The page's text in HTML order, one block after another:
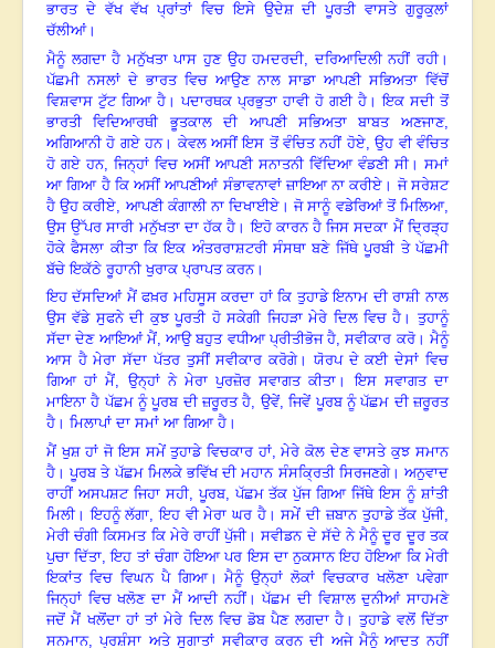
ਭਾਰਤ ਦੇ ਵੱਖ ਵੱਖ ਪ੍ਰਾਂਤਾਂ ਵਿਚ ਇਸੇ ਉਦੇਸ਼ ਦੀ ਪੂਰਤੀ ਵਾਸਤੇ ਗੁਰੂਕੁਲਾਂ
ਚੱਲੀਆਂ।
ਮੈਨੂੰ ਲਗਦਾ ਹੈ ਮਨੁੱਖਤਾ ਪਾਸ ਹੁਣ ਉਹ ਹਮਦਰਦੀ, ਦਰਿਆਦਿਲੀ ਨਹੀਂ ਰਹੀ।
ਪੱਛਮੀ ਨਸਲਾਂ ਦੇ ਭਾਰਤ ਵਿਚ ਆਉਣ ਨਾਲ ਸਾਡਾ ਆਪਣੀ ਸਭਿਅਤਾ ਵਿੱਚੋਂ
ਵਿਸ਼ਵਾਸ ਟੁੱਟ ਗਿਆ ਹੈ। ਪਦਾਰਥਕ ਪ੍ਰਭੁਤਾ ਹਾਵੀ ਹੋ ਗਈ ਹੈ। ਇਕ ਸਦੀ ਤੋਂ
ਭਾਰਤੀ ਵਿਦਿਆਰਥੀ ਭੂਤਕਾਲ ਦੀ ਆਪਣੀ ਸਭਿਅਤਾ ਬਾਬਤ ਅਣਜਾਣ,
ਅਗਿਆਨੀ ਹੋ ਗਏ ਹਨ। ਕੇਵਲ ਅਸੀਂ ਇਸ ਤੋਂ ਵੰਚਿਤ ਨਹੀਂ ਹੋਏ,ਉਹ ਵੀ ਵੰਚਿਤ
ਹੋ ਗਏ ਹਨ, ਜਿਨ੍ਹਾਂ ਵਿਚ ਅਸੀਂ ਆਪਣੀ ਸਨਾਤਨੀ ਵਿੱਦਿਆ ਵੰਡਣੀ ਸੀ। ਸਮਾਂ
ਆ ਗਿਆ ਹੈ ਕਿ ਅਸੀਂ ਆਪਣੀਆਂ ਸੰਭਾਵਨਾਵਾਂ ਜ਼ਾਇਆ ਨਾ ਕਰੀਏ। ਜੋ ਸਰੇਸ਼ਟ
ਹੈ ਉਹ ਕਰੀਏ ਆਪਣੀ ਕੰਗਾਲੀ ਨਾ ਦਿਖਾਈਏ। ਜੋ ਸਾਨੂੰ ਵਡੇਰਿਆਂ ਤੋਂ ਮਿਲਿਆ,
ਉਸ ਉੱਪਰ ਸਾਰੀ ਮਨੁੱਖਤਾ ਦਾ ਹੱਕ ਹੈ। ਇਹੋ ਕਾਰਨ ਹੈ ਜਿਸ ਸਦਕਾ ਮੈਂ ਦ੍ਰਿੜ੍ਹ
ਹੋਕੇ ਫੈਸਲਾ ਕੀਤਾ ਕਿ ਇਕ ਅੰਤਰਰਾਸ਼ਟਰੀ ਸੰਸਥਾ ਬਣੇ ਜਿੱਥੇ ਪੂਰਬੀ ਤੇ ਪੱਛਮੀ
ਬੱਚੇ ਇਕੱਠੇ ਰੂਹਾਨੀ ਖੁਰਾਕ ਪ੍ਰਾਪਤ ਕਰਨ।
ਇਹ ਦੱਸਦਿਆਂ ਮੈਂ ਫਖ਼ਰ ਮਹਿਸੂਸ ਕਰਦਾ ਹਾਂ ਕਿ ਤੁਹਾਡੇ ਇਨਾਮ ਦੀ ਰਾਸ਼ੀ ਨਾਲ
ਉਸ ਵੱਡੇ ਸੁਫਨੇ ਦੀ ਕੁਝ ਪੂਰਤੀ ਹੋ ਸਕੇਗੀ ਜਿਹੜਾ ਮੇਰੇ ਦਿਲ ਵਿਚ ਹੈ। ਤੁਹਾਨੂੰ
ਸੱਦਾ ਦੇਣ ਆਇਆਂ ਮੈਂ,ਆਉ ਬਹੁਤ ਵਧੀਆ ਪ੍ਰੀਤੀਭੋਜ ਹੈ,ਸਵੀਕਾਰ ਕਰੋ। ਮੈਨੂੰ
ਆਸ ਹੈ ਮੇਰਾ ਸੱਦਾ ਪੱਤਰ ਤੁਸੀਂ ਸਵੀਕਾਰ ਕਰੋਗੇ। ਯੋਰਪ ਦੇ ਕਈ ਦੇਸਾਂ ਵਿਚ
ਗਿਆ ਹਾਂ ਮੈਂ, ਉਨ੍ਹਾਂ ਨੇ ਮੇਰਾ ਪੁਰਜ਼ੋਰ ਸਵਾਗਤ ਕੀਤਾ। ਇਸ ਸਵਾਗਤ ਦਾ
ਮਾਇਨਾ ਹੈ ਪੱਛਮ ਨੂੰ ਪੂਰਬ ਦੀ ਜ਼ਰੂਰਤ ਹੈ, ਉਵੇਂ,ਜਿਵੇਂ ਪੂਰਬ ਨੂੰ ਪੱਛਮ ਦੀ ਜ਼ਰੂਰਤ
ਹੈ। ਮਿਲਾਪਾਂ ਦਾ ਸਮਾਂ ਆ ਗਿਆ ਹੈ।
ਮੈਂ ਖੁਸ਼ ਹਾਂ ਜੋ ਇਸ ਸਮੇਂ ਤੁਹਾਡੇ ਵਿਚਕਾਰ ਹਾਂ,ਮੇਰੇ ਕੋਲ ਦੇਣ ਵਾਸਤੇ ਕੁਝ ਸਮਾਨ
ਹੈ। ਪੂਰਬ ਤੇ ਪੱਛਮ ਮਿਲਕੇ ਭਵਿੱਖ ਦੀ ਮਹਾਨ ਸੰਸਕ੍ਰਿਤੀ ਸਿਰਜਣਗੇ। ਅਨੁਵਾਦ
ਰਾਹੀਂ ਅਸਪਸ਼ਟ ਜਿਹਾ ਸਹੀ, ਪੂਰਬ, ਪੱਛਮ ਤੱਕ ਪੁੱਜ ਗਿਆ ਜਿੱਥੇ ਇਸ ਨੂੰ ਸ਼ਾਂਤੀ
ਮਿਲੀ।ਇਹਨੂੰ ਲੱਗਾ,ਇਹ ਵੀ ਮੇਰਾ ਘਰ ਹੈ। ਸਮੇਂ ਦੀ ਜ਼ਬਾਨ ਤੁਹਾਡੇ ਤੱਕ ਪੁੱਜੀ,
ਮੇਰੀ ਚੰਗੀ ਕਿਸਮਤ ਕਿ ਮੇਰੇ ਰਾਹੀਂ ਪੁੱਜੀ। ਸਵੀਡਨ ਦੇ ਸੱਦੇ ਨੇ ਮੈਨੂੰ ਦੂਰ ਦੂਰ ਤਕ
ਪੁਚਾ ਦਿੱਤਾ,ਇਹ ਤਾਂ ਚੰਗਾ ਹੋਇਆ ਪਰ ਇਸ ਦਾ ਨੁਕਸਾਨ ਇਹ ਹੋਇਆ ਕਿ ਮੇਰੀ
ਇਕਾਂਤ ਵਿਚ ਵਿਘਨ ਪੈ ਗਿਆ। ਮੈਨੂੰ ਉਨ੍ਹਾਂ ਲੋਕਾਂ ਵਿਚਕਾਰ ਖਲੋਣਾ ਪਵੇਗਾ
ਜਿਨ੍ਹਾਂ ਵਿਚ ਖਲੋਣ ਦਾ ਮੈਂ ਆਦੀ ਨਹੀਂ। ਪੱਛਮ ਦੀ ਵਿਸ਼ਾਲ ਦੁਨੀਆਂ ਸਾਹਮਣੇ
ਜਦੋਂ ਮੈਂ ਖਲੋਂਦਾ ਹਾਂ ਤਾਂ ਮੇਰੇ ਦਿਲ ਵਿਚ ਡੋਬ ਪੈਣ ਲਗਦਾ ਹੈ। ਤੁਹਾਡੇ ਵਲੋਂ ਦਿੱਤਾ
ਸਨਮਾਨ,ਪ੍ਰਸ਼ੰਸਾ ਅਤੇ ਸੁਗਾਤਾਂ ਸਵੀਕਾਰ ਕਰਨ ਦੀ ਅਜੇ ਮੈਨੂੰ ਆਦਤ ਨਹੀਂ